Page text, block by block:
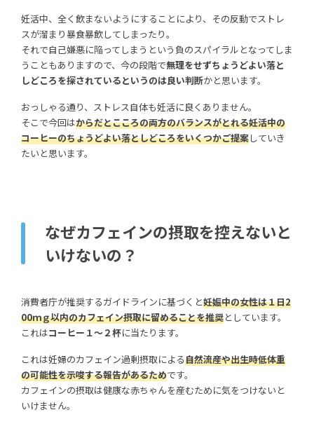
妊活中、全く飲まないようにすることにより、その反動でストレ
スが溜まり暴食暴飲してしまったり。
それで自己嫌悪に陥ってしまうという負のスパイラルとなってしま
うこともありますので、今の段階で無理をせずちょうどよい落と
しどころを探されているというのは良い判断かと思います。
おっしゃる通り、ストレス自体も妊活に良くありません。
そこで今回はからだとこころの両方のバランスがとれる妊活中の
コーヒーのちょうどよい落としどころをいくつかご提案していき
たいと思います。
なぜカフェインの摂取を控えないと
いけないの？
消費者庁が推奨するガイドラインに基づくと妊娠中の女性は１日2
00ｍｇ以内のカフェイン摂取に留めることを推奨としています。
これはコーヒー１～２杯に当たります。
これは妊婦のカフェイン過剰摂取による自然流産や出生時低体重
の可能性を示唆する報告があるためです。
カフェインの摂取は健康な赤ちゃんを産むために気をつけないと
いけません。